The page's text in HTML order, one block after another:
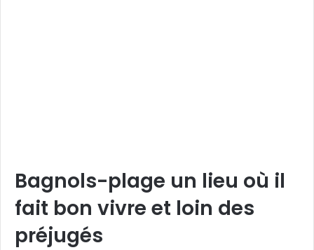
Bagnols-plage un lieu où il
fait bon vivre et loin des
préjugés